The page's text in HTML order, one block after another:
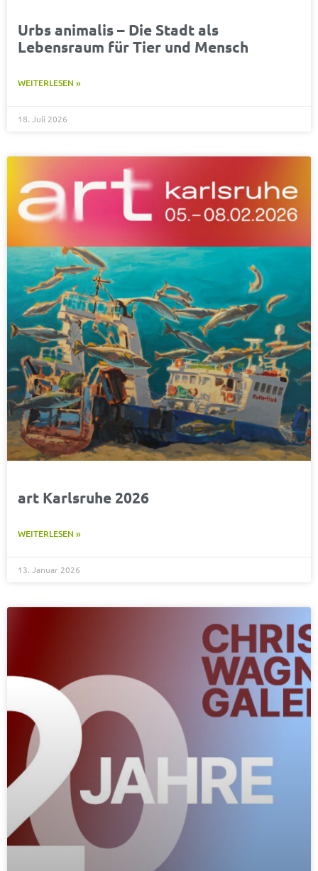
Urbs animalis – Die Stadt als
Lebensraum für Tier und Mensch
WEITERLESEN »
18. Juli 2026
art Karlsruhe 2026
WEITERLESEN »
13. Januar 2026